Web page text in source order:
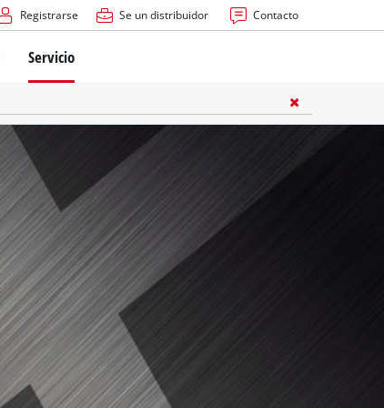
Registrarse Se un distribuidor Contacto
Servicio